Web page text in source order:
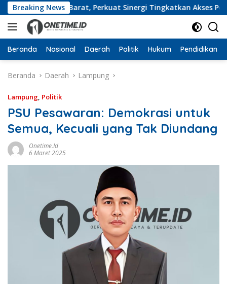
Langsung
ke
konten
Breaking News
Lampung Barat, Perkuat Sinergi Tingkatkan Akses
Beranda Nasional Daerah Politik Hukum Pendidikan
Beranda Daerah Lampung
Lampung, Politik
PSU Pesawaran: Demokrasi untuk
Semua, Kecuali yang Tak Diundang
Onetime.id
6 Maret 2025